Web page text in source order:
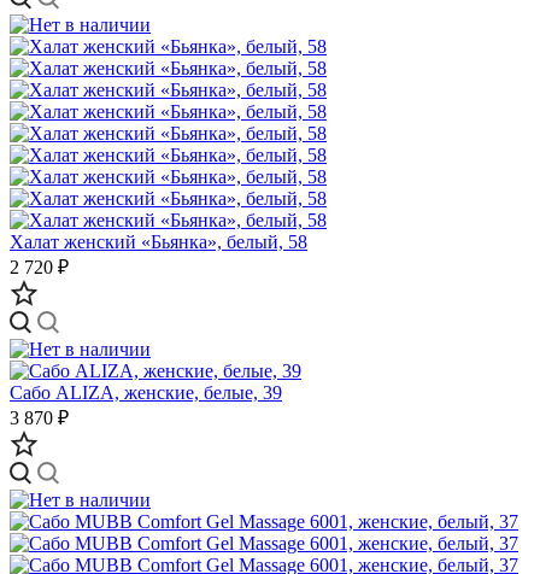
Халат женский «Бьянка», белый, 58
2 720 ₽
Сабо ALIZA, женские, белые, 39
3 870 ₽